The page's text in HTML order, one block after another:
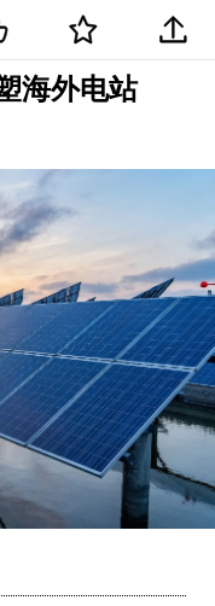
海外电站